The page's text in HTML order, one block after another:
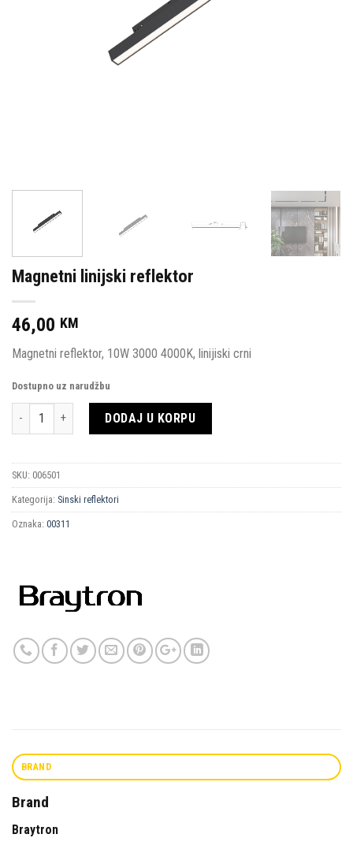
Magnetni linijski reflektor
46,00 KM
Magnetni reflektor, 10W 3000 4000K, linijiski crni
Dostupno uz narudžbu
Količina DODAJ U KORPU
SKU: 006501
Kategorija: Sinski reflektori
Oznaka: 00311
BRAND
Brand
Braytron